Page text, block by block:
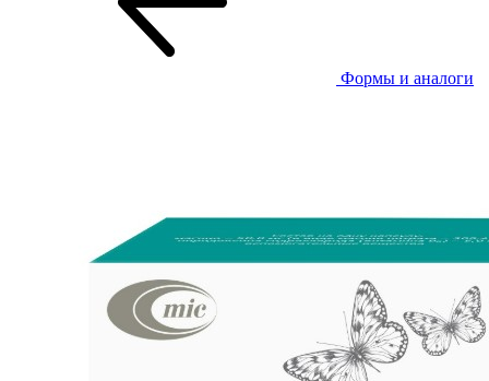
Формы и аналоги